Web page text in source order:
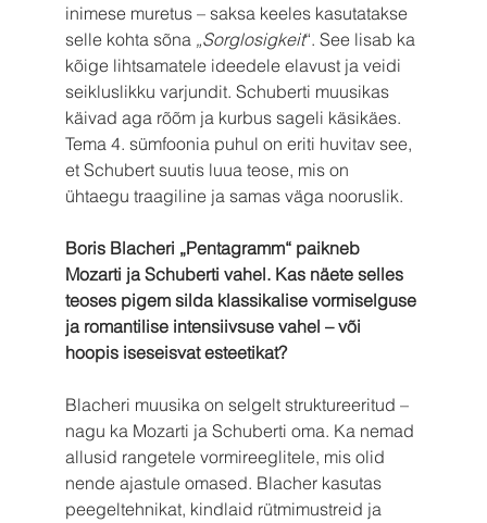
inimese muretus – saksa keeles kasutatakse
selle kohta sõna „Sorglosigkeit“. See lisab ka
kõige lihtsamatele ideedele elavust ja veidi
seikluslikku varjundit. Schuberti muusikas
käivad aga rõõm ja kurbus sageli käsikäes.
Tema 4. sümfoonia puhul on eriti huvitav see,
et Schubert suutis luua teose, mis on
ühtaegu traagiline ja samas väga nooruslik.
Boris Blacheri „Pentagramm“ paikneb
Mozarti ja Schuberti vahel. Kas näete selles
teoses pigem silda klassikalise vormiselguse
ja romantilise intensiivsuse vahel – või
hoopis iseseisvat esteetikat?
Blacheri muusika on selgelt struktureeritud –
nagu ka Mozarti ja Schuberti oma. Ka nemad
allusid rangetele vormireeglitele, mis olid
nende ajastule omased. Blacher kasutas
peegeltehnikat, kindlaid rütmimustreid ja